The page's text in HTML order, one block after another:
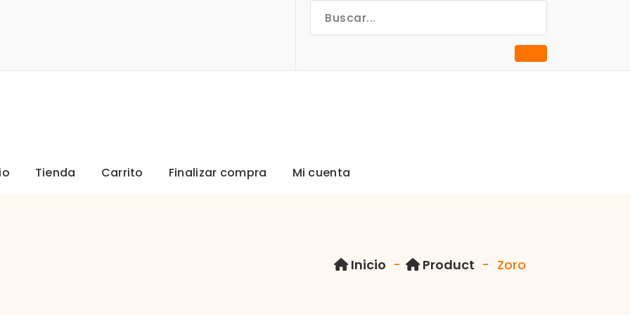
Tienda Carrito Finalizar compra Mi cuenta
Inicio - Product - Zoro